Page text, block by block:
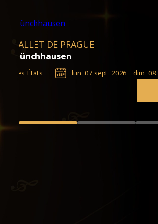
CONCERTS POP/ROCK À PRAGUE
4 Ténors, 10 ans sur scène
O2 Arena Prague lun. 07